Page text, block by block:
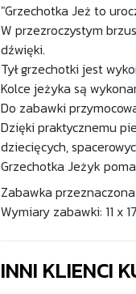
"Grzechotka Jeż to
W przezroczystym
dźwięki.
Tył grzechotki jest
Kolce jeżyka są
Do zabawki
Dzięki praktycznemu
dziecięcych,
Grzechotka Jeżyk
Zabawka
Wymiary zabawki: 11 x
INNI KLIENCI